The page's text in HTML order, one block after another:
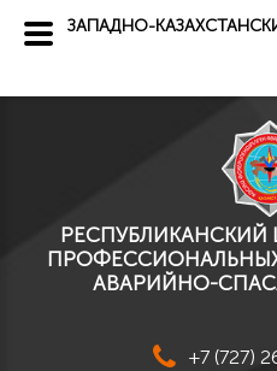
АВАРИЙНО-
+7 (727)
ЗАПАДНО-